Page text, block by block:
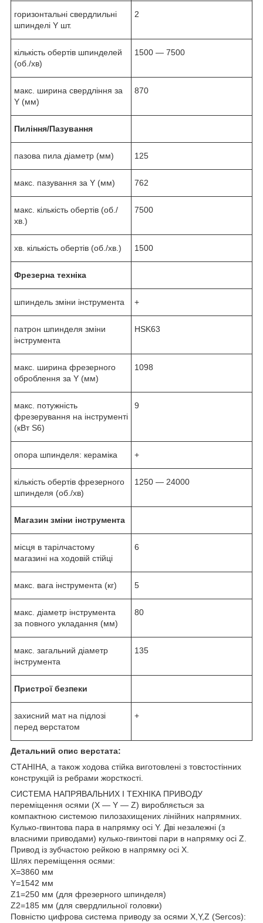
горизонтальні свердлильні
шпинделі Y шт.
2
кількість обертів шпинделей
(об./хв)
1500 ― 7500
макс. ширина свердління за
Y (мм)
870
Пиління/Пазування
пазова пила діаметр (мм) 125
макс. пазування за Y (мм) 762
макс. кількість обертів (об./
хв.)
7500
хв. кількість обертів (об./хв.) 1500
Фрезерна техніка
шпиндель зміни інструмента +
патрон шпинделя зміни
інструмента
HSK63
макс. ширина фрезерного
оброблення за Y (мм)
1098
макс. потужність
фрезерування на інструменті
(кВт S6)
9
опора шпинделя: кераміка +
кількість обертів фрезерного
шпинделя (об./хв)
1250 ― 24000
Магазин зміни інструмента
місця в тарілчастому
магазині на ходовій стійці
6
макс. вага інструмента (кг) 5
макс. діаметр інструмента
за повного укладання (мм)
80
макс. загальний діаметр
інструмента
135
Пристрої безпеки
захисний мат на підлозі
перед верстатом
+
Детальний опис верстата:
СТАНІНА, а також ходова стійка виготовлені з товстостінних
конструкцій із ребрами жорсткості.
СИСТЕМА НАПРЯВАЛЬНИХ І ТЕХНІКА ПРИВОДУ
переміщення осями (X — Y — Z) виробляється за
компактною системою пилозахищених лінійних напрямних.
Кулько-гвинтова пара в напрямку осі Y. Дві незалежні (з
власними приводами) кулько-гвинтові пари в напрямку осі Z.
Привод із зубчастою рейкою в напрямку осі X.
Шлях переміщення осями:
Х=3860 мм
Y=1542 мм
Z1=250 мм (для фрезерного шпинделя)
Z2=185 мм (для свердлильної головки)
Повністю цифрова система приводу за осями X,Y,Z (Sercos):